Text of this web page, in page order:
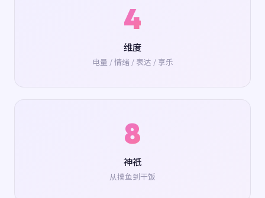
4
维度
电量 / 情绪 / 表达 / 享乐
8
神祇
从摸鱼到干饭